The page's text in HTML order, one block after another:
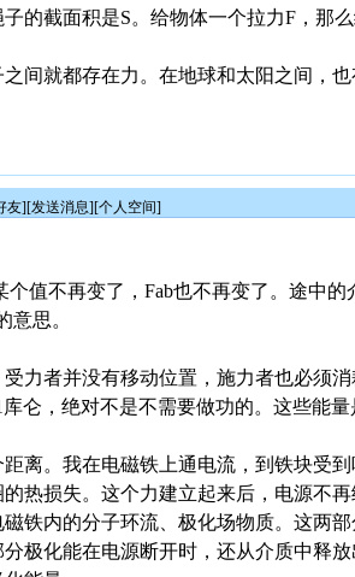
的截面积是S。给物体一个拉力F，那
间就都存在力。在地球和太阳之间，
友][发送消息][个人空间]
个值不再变了，Fab也不再变了。途中
意思。
力者并没有移动位置，施力者也必须
仑，绝对不是不需要做功的。这些能量
离。我在电磁铁上通电流，到铁块受
热损失。这个力建立起来后，电源不
铁内的分子环流、极化场物质。这两
极化能在电源断开时，还从介质中释